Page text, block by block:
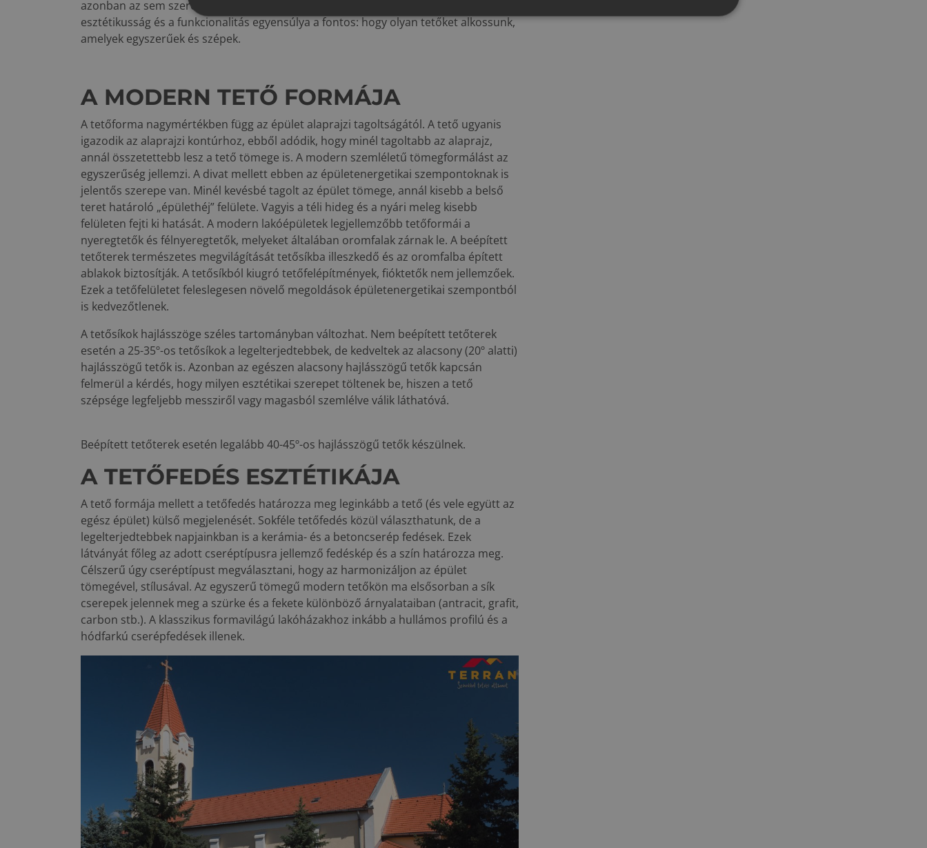
azonban az sem szerencsés, ha mindent ennek az oltárán áldozunk fel. Az
esztétikusság és a funkcionalitás egyensúlya a fontos: hogy olyan tetőket alkossunk,
amelyek egyszerűek és szépek.
A MODERN TETŐ FORMÁJA
A tetőforma nagymértékben függ az épület alaprajzi tagoltságától. A tető ugyanis
igazodik az alaprajzi kontúrhoz, ebből adódik, hogy minél tagoltabb az alaprajz,
annál összetettebb lesz a tető tömege is. A modern szemléletű tömegformálást az
egyszerűség jellemzi. A divat mellett ebben az épületenergetikai szempontoknak is
jelentős szerepe van. Minél kevésbé tagolt az épület tömege, annál kisebb a belső
teret határoló „épülethéj” felülete. Vagyis a téli hideg és a nyári meleg kisebb
felületen fejti ki hatását. A modern lakóépületek legjellemzőbb tetőformái a
nyeregtetők és félnyeregtetők, melyeket általában oromfalak zárnak le. A beépített
tetőterek természetes megvilágítását tetősíkba illeszkedő és az oromfalba épített
ablakok biztosítják. A tetősíkból kiugró tetőfelépítmények, fióktetők nem jellemzőek.
Ezek a tetőfelületet feleslegesen növelő megoldások épületenergetikai szempontból
is kedvezőtlenek.
A tetősíkok hajlásszöge széles tartományban változhat. Nem beépített tetőterek
esetén a 25-35º-os tetősíkok a legelterjedtebbek, de kedveltek az alacsony (20º alatti)
hajlásszögű tetők is. Azonban az egészen alacsony hajlásszögű tetők kapcsán
felmerül a kérdés, hogy milyen esztétikai szerepet töltenek be, hiszen a tető
szépsége legfeljebb messziről vagy magasból szemlélve válik láthatóvá.
Beépített tetőterek esetén legalább 40-45º-os hajlásszögű tetők készülnek.
A TETŐFEDÉS ESZTÉTIKÁJA
A tető formája mellett a tetőfedés határozza meg leginkább a tető (és vele együtt az
egész épület) külső megjelenését. Sokféle tetőfedés közül választhatunk, de a
legelterjedtebbek napjainkban is a kerámia- és a betoncserép fedések. Ezek
látványát főleg az adott cseréptípusra jellemző fedéskép és a szín határozza meg.
Célszerű úgy cseréptípust megválasztani, hogy az harmonizáljon az épület
tömegével, stílusával. Az egyszerű tömegű modern tetőkön ma elsősorban a sík
cserepek jelennek meg a szürke és a fekete különböző árnyalataiban (antracit, grafit,
carbon stb.). A klasszikus formavilágú lakóházakhoz inkább a hullámos profilú és a
hódfarkú cserépfedések illenek.